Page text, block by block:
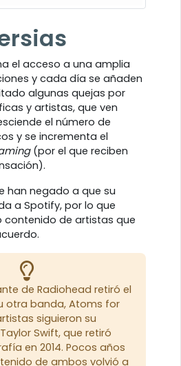
el acceso a una amplia
y cada día se añaden
algunas quejas por
y artistas, que ven
el número de
y se incrementa el
(por el que reciben
han negado a que su
a Spotify, por lo que
contenido de artistas que
de Radiohead retiró el
otra banda, Atoms for
siguieron su
Swift, que retiró
en 2014. Pocos años
de ambos volvió a